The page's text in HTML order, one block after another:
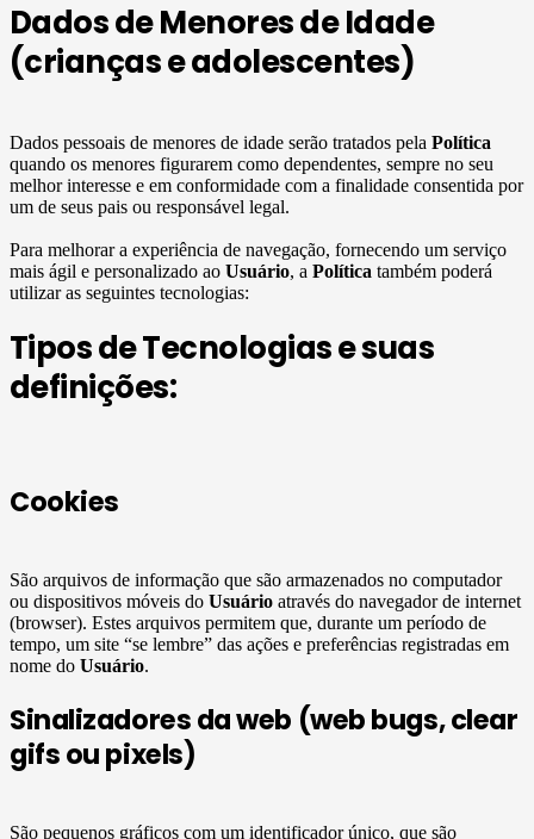
Dados de Menores de Idade
(crianças e adolescentes)
Dados pessoais de menores de idade serão tratados pela Política
quando os menores figurarem como dependentes, sempre no seu
melhor interesse e em conformidade com a finalidade consentida por
um de seus pais ou responsável legal.
Para melhorar a experiência de navegação, fornecendo um serviço
mais ágil e personalizado ao Usuário, a Política também poderá
utilizar as seguintes tecnologias:
Tipos de Tecnologias e suas
definições:
Cookies
São arquivos de informação que são armazenados no computador
ou dispositivos móveis do Usuário através do navegador de internet
(browser). Estes arquivos permitem que, durante um período de
tempo, um site “se lembre” das ações e preferências registradas em
nome do Usuário.
Sinalizadores da web (web bugs, clear
gifs ou pixels)
São pequenos gráficos com um identificador único, que são